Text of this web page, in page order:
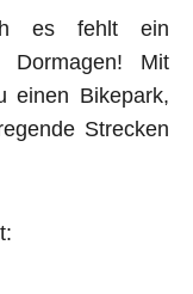
es fehlt ein
Dormagen! Mit
einen Bikepark,
Strecken